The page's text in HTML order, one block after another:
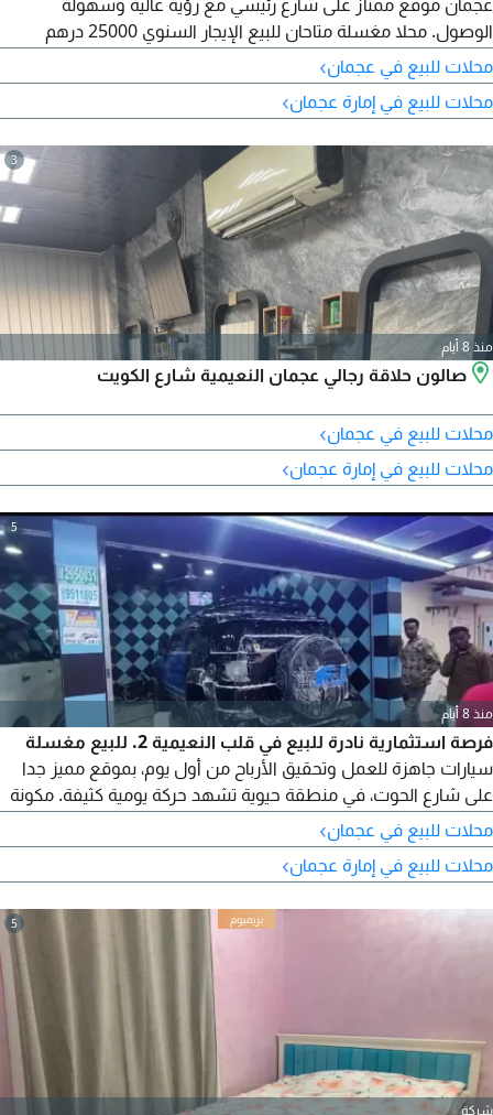
الوصول. محلا مغسلة متاحان للبيع الإيجار السنوي 25000 درهم
شخص يرغب في بدء عمل جاهز في موقع حيوي. لمزيد من التفاصيل
والمعاينة
محلات للبيع في عجمان›
محلات للبيع في إمارة عجمان›
3
منذ 8 أيام
صالون حلاقة رجالي عجمان النعيمية شارع الكويت
محلات للبيع في عجمان›
محلات للبيع في إمارة عجمان›
5
منذ 8 أيام
فرصة استثمارية نادرة للبيع في قلب النعيمية 2. للبيع مغسلة
سيارات جاهزة للعمل وتحقيق الأرباح من أول يوم، بموقع مميز جدا
على شارع الحوت، في منطقة حيوية تشهد حركة يومية كثيفة. مكونة
من بابين. موقع استراتيجي يجذب العملاء باستمرار. دخل يومي يتراوح
بين 700 الى 1100 درهم. إيجار سنوي منخفض جدا 20000 درهم
فقط. تشمل الرخصة التجارية وجميع المعدات والأغراض. جاهزة
محلات للبيع في عجمان›
محلات للبيع في إمارة عجمان›
5
شركة